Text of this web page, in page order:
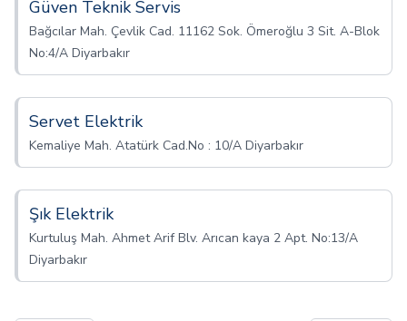
Güven Teknik Servis
Bağcılar Mah. Çevlik Cad. 11162 Sok. Ömeroğlu 3 Sit. A-Blok
No:4/A Diyarbakır
Servet Elektrik
Kemaliye Mah. Atatürk Cad.No : 10/A Diyarbakır
Şık Elektrik
Kurtuluş Mah. Ahmet Arif Blv. Arıcan kaya 2 Apt. No:13/A
Diyarbakır